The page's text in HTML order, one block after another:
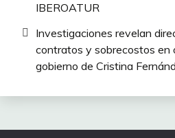
IBEROATUR
Investigaciones revelan
contratos y sobrecostos en
gobierno de Cristina